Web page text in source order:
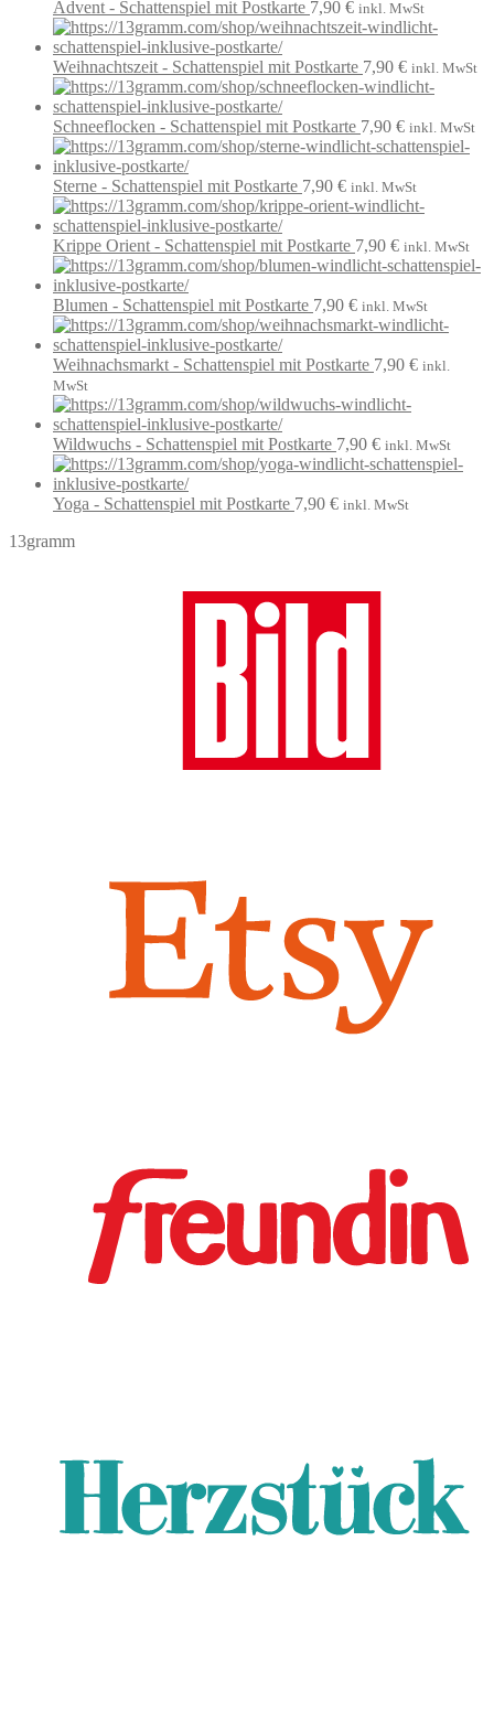
Advent - Schattenspiel mit Postkarte 7,90 € inkl. MwSt
Weihnachtszeit - Schattenspiel mit Postkarte 7,90 € inkl. MwSt
Schneeflocken - Schattenspiel mit Postkarte 7,90 € inkl. MwSt
Sterne - Schattenspiel mit Postkarte 7,90 € inkl. MwSt
Krippe Orient - Schattenspiel mit Postkarte 7,90 € inkl. MwSt
Blumen - Schattenspiel mit Postkarte 7,90 € inkl. MwSt
Weihnachsmarkt - Schattenspiel mit Postkarte 7,90 € inkl.
MwSt
Wildwuchs - Schattenspiel mit Postkarte 7,90 € inkl. MwSt
Yoga - Schattenspiel mit Postkarte 7,90 € inkl. MwSt
13gramm